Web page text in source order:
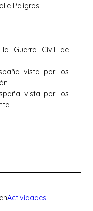
Peligros.
Guerra Civil de
vista por los
vista por los
enActividades